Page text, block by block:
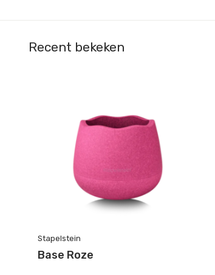
Recent bekeken
Stapelstein
Base Roze